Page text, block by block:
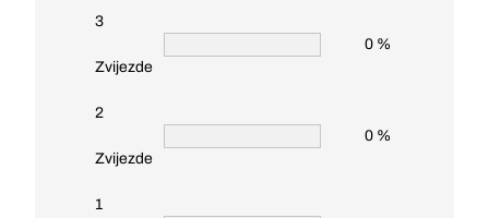
3
Zvijezde
0 %
2
Zvijezde
0 %
1